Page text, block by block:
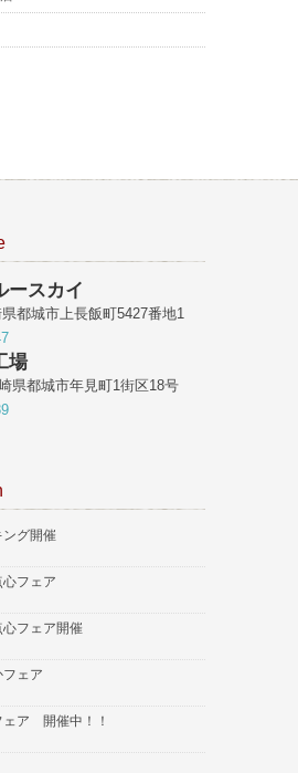
ースカイ
都城市上長飯町5427番地1
場
県都城市年見町1街区18号
ング開催
フェア
フェア開催
ェア
ェア 開催中！！